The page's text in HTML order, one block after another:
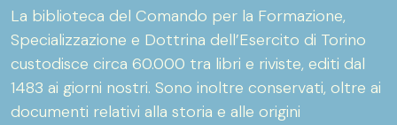
La biblioteca del Comando per la Formazione,
Specializzazione e Dottrina dell’Esercito di Torino
custodisce circa 60.000 tra libri e riviste, editi dal
1483 ai giorni nostri. Sono inoltre conservati, oltre ai
documenti relativi alla storia e alle origini